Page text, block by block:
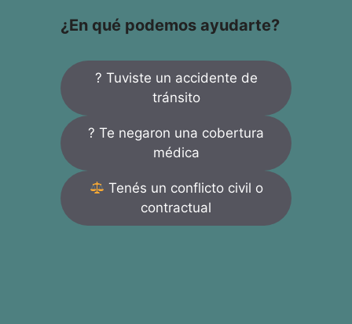
¿En qué podemos ayudarte?
? Tuviste un accidente de
tránsito
? Te negaron una cobertura
médica
Tenés un conflicto civil o
contractual